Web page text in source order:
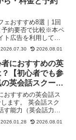
ェおすすめ8選｜1回
予約要否で比較※本ペ
ト広告を利用してい
分かること「吉祥寺
している人が知りた
公式サイト・公式ス
2026.07.30 2026.08.01
におすすめの英
【初心者でも参
英会話スクール
おすすめの英会話ス
ます。 英会話スク
す能力（英会話力）
的とした学習塾や教
主に、英語でのコミ
2026.01.28 2026.08.01